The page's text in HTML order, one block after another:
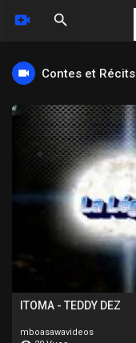
Contes et Récits
ITOMA - TEDDY DEZ
mboasawavideos